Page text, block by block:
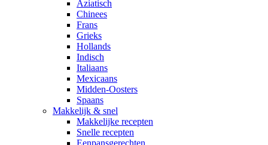
Aziatisch
Chinees
Frans
Grieks
Hollands
Indisch
Italiaans
Mexicaans
Midden-Oosters
Spaans
Makkelijk & snel
Makkelijke recepten
Snelle recepten
Eenpansgerechten